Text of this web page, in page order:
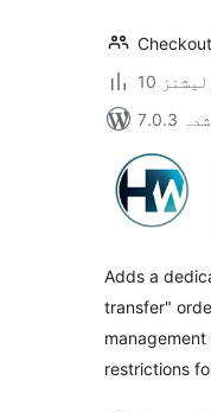
Adds a
transfer"
restrictions